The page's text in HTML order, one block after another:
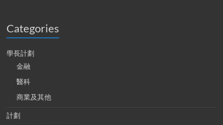
Categories
學長計劃
金融
醫科
商業及其他
計劃